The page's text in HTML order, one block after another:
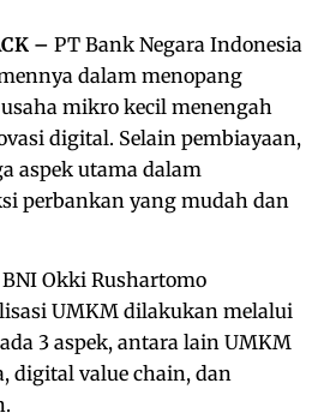
– PT Bank Negara Indonesia
dalam menopang
mikro kecil menengah
digital. Selain pembiayaan,
aspek utama dalam
perbankan yang mudah dan
Okki Rushartomo
UMKM dilakukan melalui
3 aspek, antara lain UMKM
digital value chain, dan